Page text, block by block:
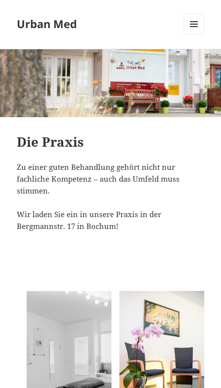
Urban Med
WIDGETS
Die Praxis
Zu einer guten Behandlung gehört nicht nur
fachliche Kompetenz – auch das Umfeld muss
stimmen.
Wir laden Sie ein in unsere Praxis in der
Bergmannstr. 17 in Bochum!